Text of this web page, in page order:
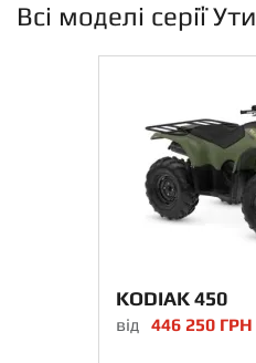
Всі моделі серії
KODIAK 450
від 446 250 ГРН